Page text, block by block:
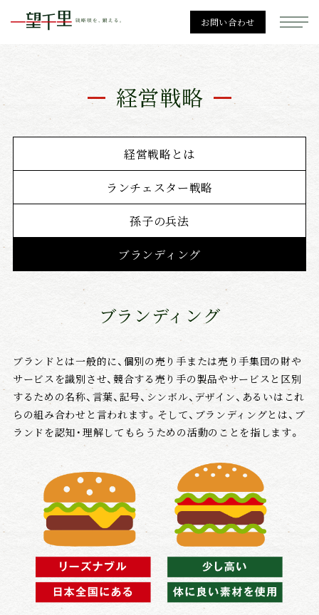
お問い合わせ
経営戦略
勉強会一覧
会社情報
戦略日記
経営戦略
経営戦略とは
ランチェスター戦略
孫子の兵法
ブランディング
ブランディング
ブランドとは一般的に、個別の売り手または売り手集団の財や
サービスを識別させ、競合する売り手の製品やサービスと区別
するための名称、言葉、記号、シンボル、デザイン、あるいはこれ
らの組み合わせと言われます。そして、ブランディングとは、ブ
ランドを認知・理解してもらうための活動のことを指します。